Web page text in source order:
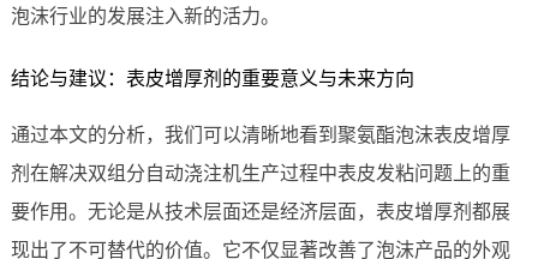
泡沫行业的发展注入新的活力。
结论与建议：表皮增厚剂的重要意义与未来方向
通过本文的分析，我们可以清晰地看到聚氨酯泡沫表皮增厚
剂在解决双组分自动浇注机生产过程中表皮发粘问题上的重
要作用。无论是从技术层面还是经济层面，表皮增厚剂都展
现出了不可替代的价值。它不仅显著改善了泡沫产品的外观